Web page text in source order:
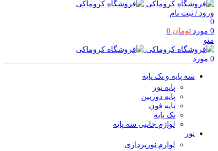
ورود / ثبت نام
0
0 مورد تومان
منو
0 مورد
سه پایه و تک پایه
پایه نور
پایه دوربین
پایه فون
تک پایه
لوازم جانبی سه پایه
نور
لوازم نورپردازی